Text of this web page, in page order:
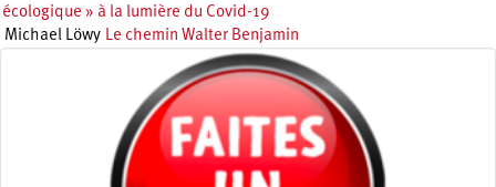
écologique » à la lumière du Covid-19
Michael Löwy Le chemin Walter Benjamin